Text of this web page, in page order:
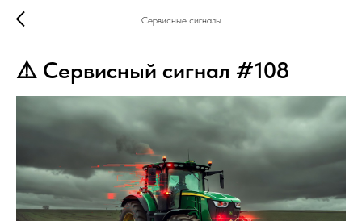
Сервисные сигналы
⚠️ Сервисный сигнал #108